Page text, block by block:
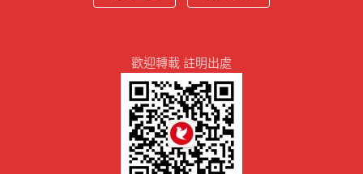
歡迎轉載 註明出處